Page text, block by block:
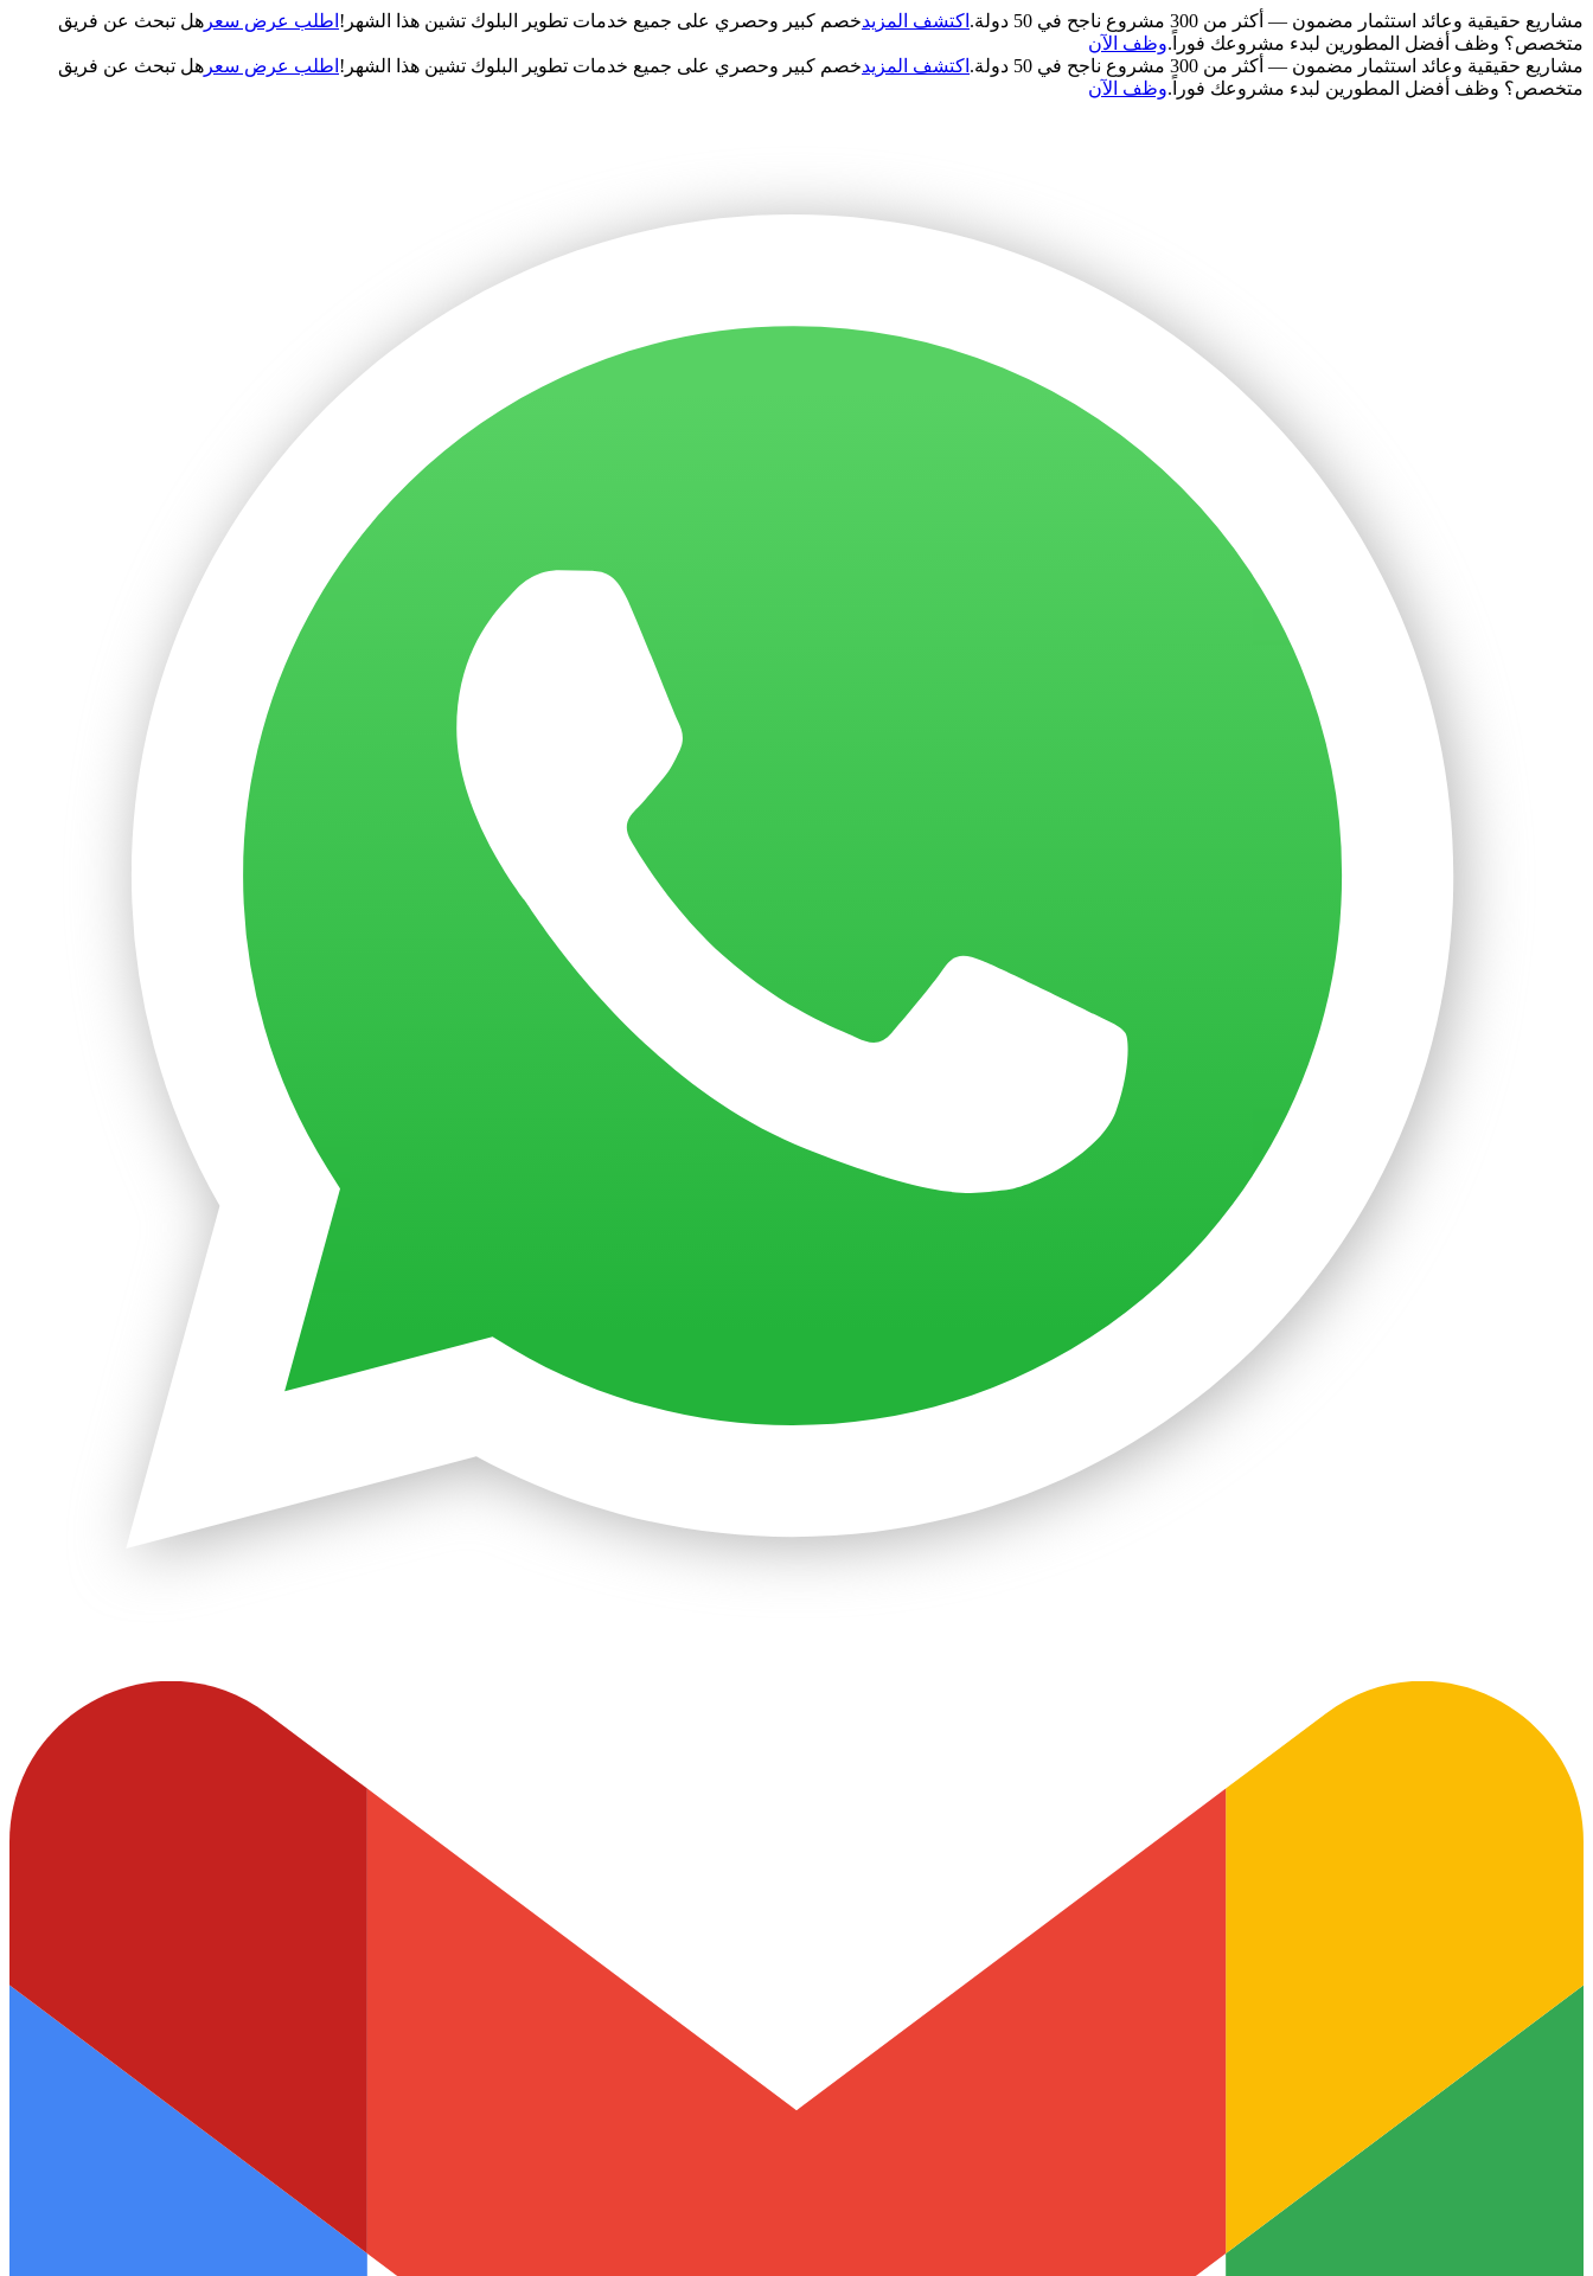
مشاريع حقيقية وعائد استثمار مضمون — أكثر من 300 مشروع ناجح في 50 دولة. اكتشف المزيدخصم كبير وحصري على جميع خدمات تطوير البلوك تشين هذا الشهر! اطلب عرض سعر هل تبحث عن فريق
متخصص؟ وظف أفضل المطورين لبدء مشروعك فوراً.وظف الآن
مشاريع حقيقية وعائد استثمار مضمون — أكثر من 300 مشروع ناجح في 50 دولة.
اكتشف المزيدخصم كبير وحصري على جميع خدمات تطوير البلوك تشين هذا الشهر! اطلب عرض سعر هل تبحث عن فريق
متخصص؟ وظف أفضل المطورين لبدء مشروعك فوراً.وظف الآن